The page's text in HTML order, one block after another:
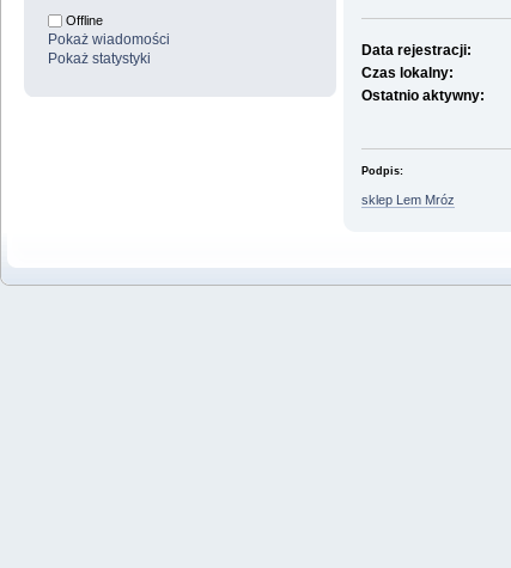
Offline
Pokaż wiadomości
Pokaż statystyki
Data rejestracji:
Czas lokalny:
Ostatnio aktywny:
Podpis:
sklep Lem Mróz